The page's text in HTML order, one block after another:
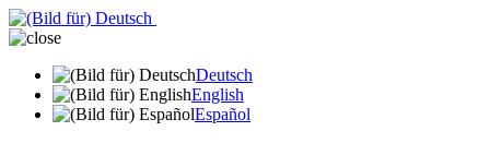
Deutsch
English
Español